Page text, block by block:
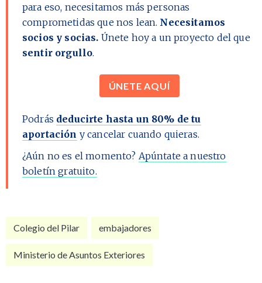
para eso, necesitamos más personas
comprometidas que nos lean. Necesitamos
socios y socias. Únete hoy a un proyecto del que
sentir orgullo.
ÚNETE AQUÍ
Podrás deducirte hasta un 80% de tu
aportación y cancelar cuando quieras.
¿Aún no es el momento? Apúntate a nuestro
boletín gratuito.
Colegio del Pilar embajadores
Ministerio de Asuntos Exteriores